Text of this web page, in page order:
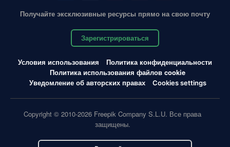
Получайте эксклюзивные ресурсы прямо на свою почту
Зарегистрироваться
Условия использования
Политика конфиденциальности
Политика использования файлов cookie
Уведомление об авторских правах
Cookies settings
Copyright © 2010-2026 Freepik Company S.L.U. Все права
защищены.